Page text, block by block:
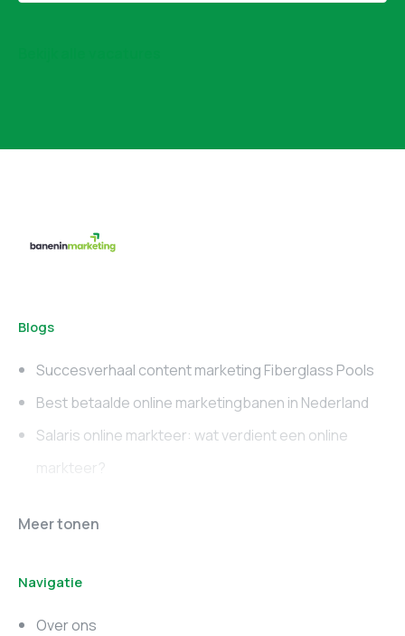
Blogs
Succesverhaal content marketing Fiberglass Pools
Best betaalde online marketingbanen in Nederland
Salaris online markteer: wat verdient een online
markteer?
Online marketing
Marketing vacatures
Zuid-Holland
Meer tonen
Navigatie
Over ons